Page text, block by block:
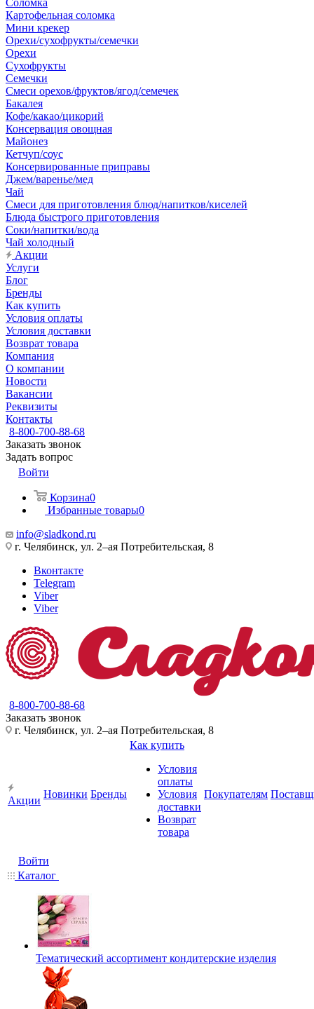
Соломка
Картофельная соломка
Мини крекер
Орехи/сухофрукты/семечки
Орехи
Сухофрукты
Семечки
Смеси орехов/фруктов/ягод/семечек
Бакалея
Кофе/какао/цикорий
Консервация овощная
Майонез
Кетчуп/соус
Консервированные приправы
Джем/варенье/мед
Чай
Смеси для приготовления блюд/напитков/киселей
Блюда быстрого приготовления
Соки/напитки/вода
Чай холодный
Акции
Услуги
Блог
Бренды
Как купить
Условия оплаты
Условия доставки
Возврат товара
Компания
О компании
Новости
Вакансии
Реквизиты
Контакты
8-800-700-88-68
Заказать звонок
Задать вопрос
Войти
Корзина0
Избранные товары0
info@sladkond.ru
г. Челябинск, ул. 2–ая Потребительская, 8
Вконтакте
Telegram
Viber
Viber
8-800-700-88-68
Заказать звонок
г. Челябинск, ул. 2–ая Потребительская, 8
Акции
Новинки Бренды
Как купить
Условия
оплаты
Условия
доставки
Возврат
товара
Покупателям
Войти
Каталог
Тематический ассортимент кондитерские изделия